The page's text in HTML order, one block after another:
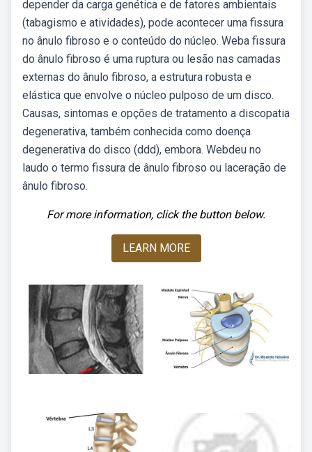
depender da carga genética e de fatores ambientais
(tabagismo e atividades), pode acontecer uma fissura
no ânulo fibroso e o conteúdo do núcleo. Weba fissura
do ânulo fibroso é uma ruptura ou lesão nas camadas
externas do ânulo fibroso, a estrutura robusta e
elástica que envolve o núcleo pulposo de um disco.
Causas, sintomas e opções de tratamento a discopatia
degenerativa, também conhecida como doença
degenerativa do disco (ddd), embora. Webdeu no
laudo o termo fissura de ânulo fibroso ou laceração de
ânulo fibroso.
For more information, click the button below.
LEARN MORE